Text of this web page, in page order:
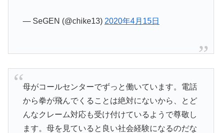
— SeGEN (@chike13) 2020年4月15日
母がコールセンターでずっと働いています。電話
から拳が飛んでくることは絶対にないから、とど
んなクレーム対応も受け付けているようで尊敬し
ます。母を見ていると良い社会経験になるのだな